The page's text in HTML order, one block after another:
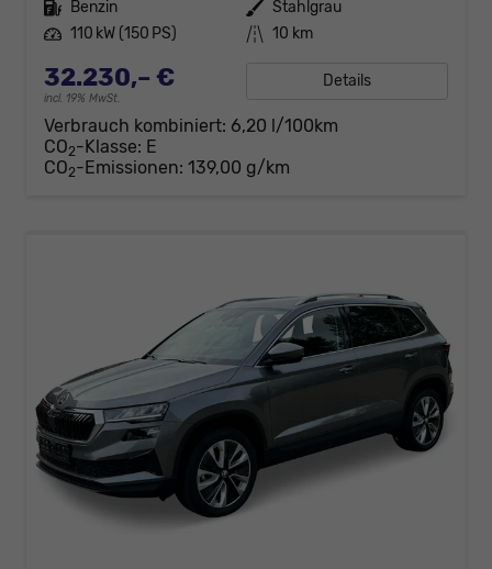
Kraftstoff Benzin Außenfarbe Stahlgrau
Leistung 110 kW (150 PS) Kilometerstand 10 km
32.230,– €
incl. 19% MwSt.
Details
Verbrauch kombiniert: 6,20 l/100km
CO2-Klasse: E
CO2-Emissionen: 139,00 g/km